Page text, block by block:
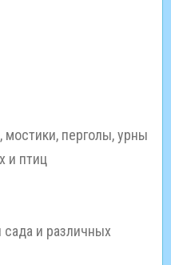
перголы, урны
и птиц
и различных